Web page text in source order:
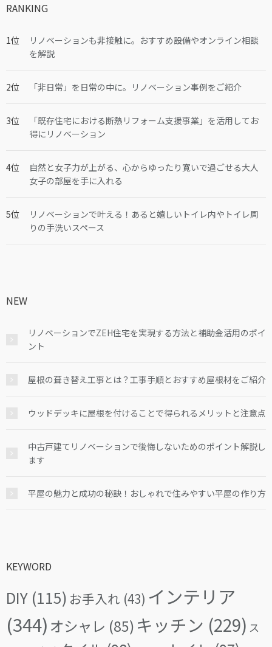
RANKING
リノベーションも非接触に。おすすめ設備やオンライン相談
を解説
「非日常」を日常の中に。リノベーション事例をご紹介
「既存住宅における断熱リフォーム支援事業」を活用してお
得にリノベーション
自然と女子力が上がる、心からゆったり寛いで過ごせる大人
女子の部屋を手に入れる
リノベーションで叶える！あると嬉しいトイレ内やトイレ周
りの手洗いスペース
NEW
リノベーションでZEH住宅を実現する方法と補助金活用のポイ
ント
屋根の葺き替え工事とは？工事手順とおすすめ屋根材をご紹介
ウッドデッキに屋根を付けることで得られるメリットと注意点
中古戸建てリノベーションで後悔しないためのポイント解説し
ます
平屋の魅力と成功の秘訣！おしゃれで住みやすい平屋の作り方
KEYWORD
DIY (115) お手入れ (43) インテリア
(344) オシャレ (85) キッチン (229) ス